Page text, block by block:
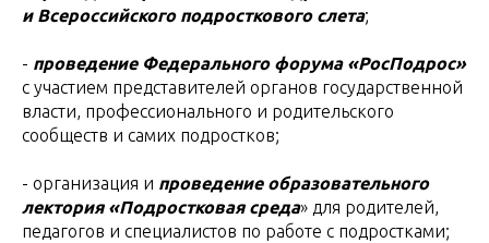
и Всероссийского подросткового слета;
- проведение Федерального форума «РосПодрос»
с участием представителей органов государственной
власти, профессионального и родительского
сообществ и самих подростков;
- организация и проведение образовательного
лектория «Подростковая среда» для родителей,
педагогов и специалистов по работе с подростками;